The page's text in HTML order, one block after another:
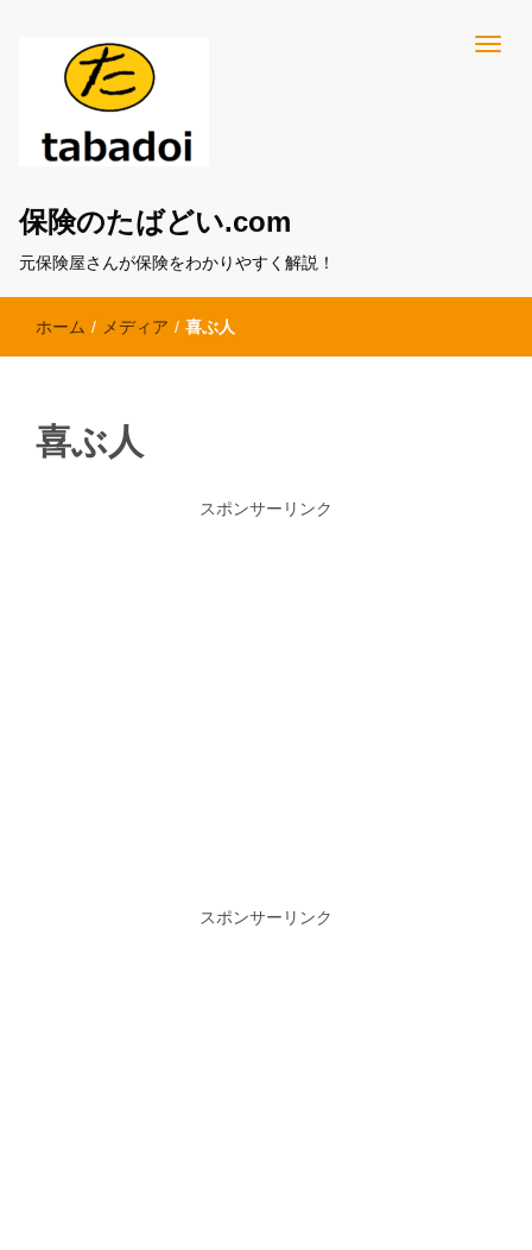
保険のたばどい.com
元保険屋さんが保険をわかりやすく解説！
ホーム / メディア / 喜ぶ人
喜ぶ人
スポンサーリンク
スポンサーリンク